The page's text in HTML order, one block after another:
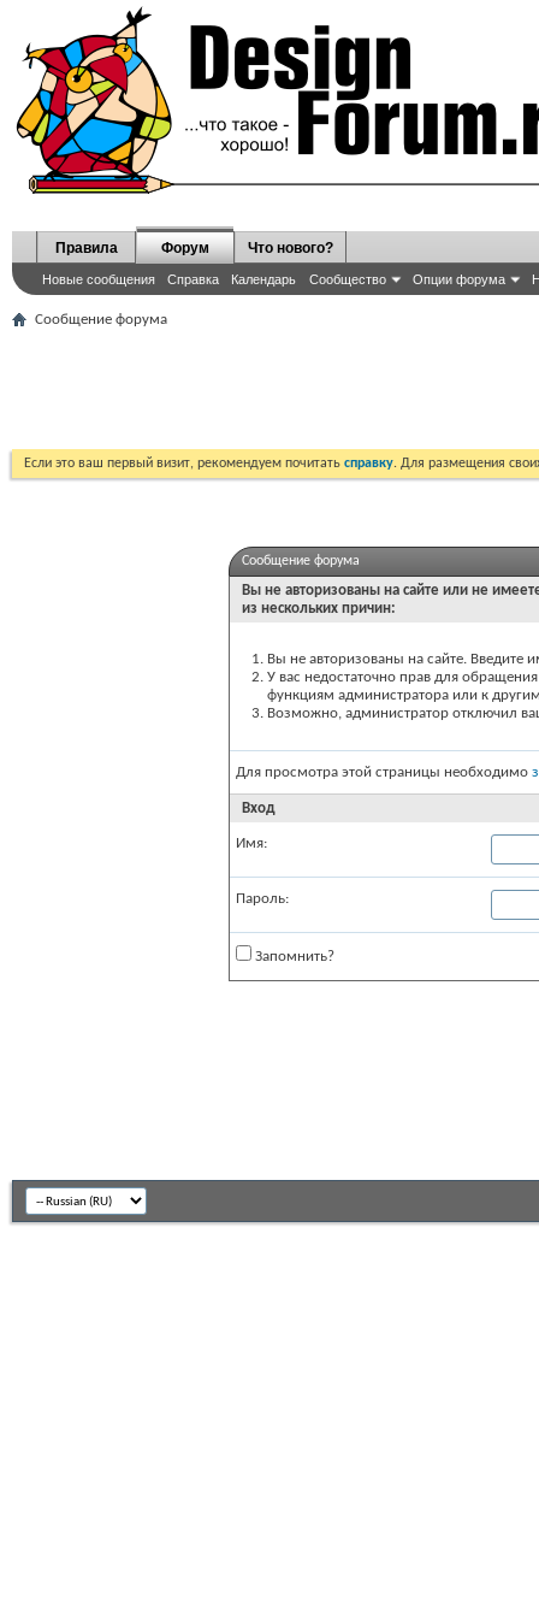
Правила Форум
Новые сообщения Справка Календарь Сообщество Опции форума
Что нового?
Сообщение форума
Если это ваш первый визит, рекомендуем почитать справку. Для размещения
Сообщение форума
Вы не авторизованы на сайте или не
из нескольких причин:
Вы не авторизованы на сайте. Введите
У вас недостаточно прав для
функциям администратора или к
Возможно, администратор отключил
Для просмотра этой страницы необходимо
Вход
Имя:
Пароль:
Запомнить?